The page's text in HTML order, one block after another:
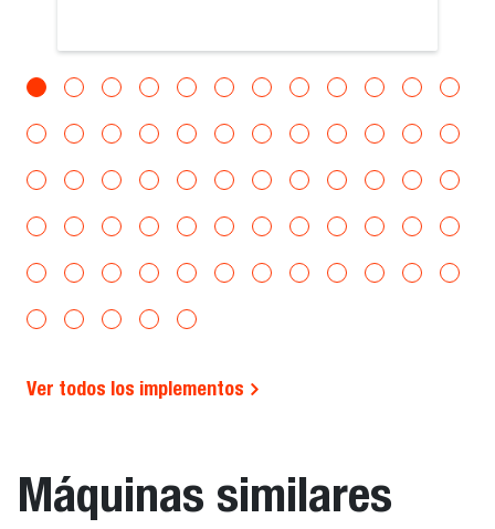
Ver todos los implementos
Máquinas similares